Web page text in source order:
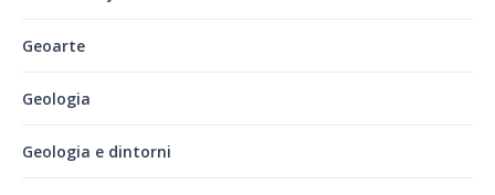
Geoarte
Geologia
Geologia e dintorni